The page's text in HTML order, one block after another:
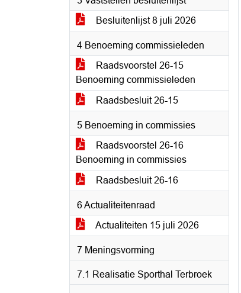
Besluitenlijst 8 juli 2026
4 Benoeming commissieleden
Raadsvoorstel 26-15
Benoeming commissieleden
Raadsbesluit 26-15
5 Benoeming in commissies
Raadsvoorstel 26-16
Benoeming in commissies
Raadsbesluit 26-16
6 Actualiteitenraad
Actualiteiten 15 juli 2026
7 Meningsvorming
7.1 Realisatie Sporthal Terbroek